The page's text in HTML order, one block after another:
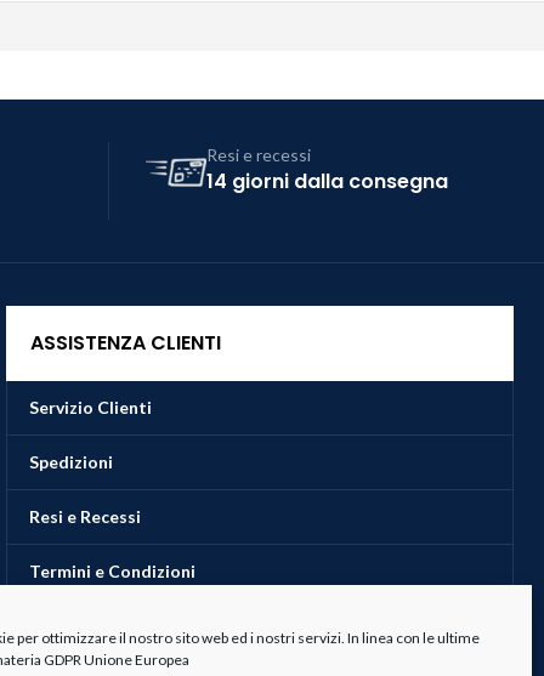
per ottimizzare il nostro sito web ed i nostri servizi. In linea con le ultime
GDPR Unione Europea
Resi e recessi
14 giorni dalla consegna
ASSISTENZA CLIENTI
Servizio Clienti
Spedizioni
Resi e Recessi
Termini e Condizioni